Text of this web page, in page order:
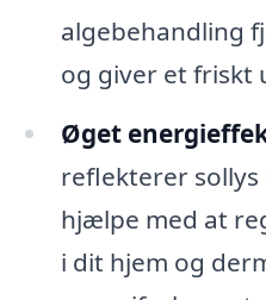
algebehandling
og giver et friskt
Øget
reflekterer
hjælpe med at
i dit hjem og